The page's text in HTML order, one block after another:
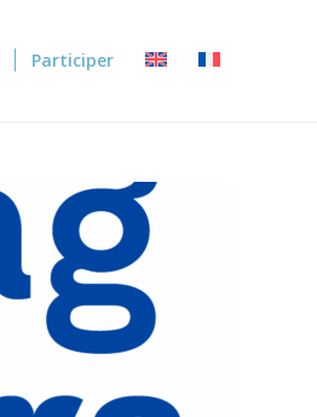
Participer